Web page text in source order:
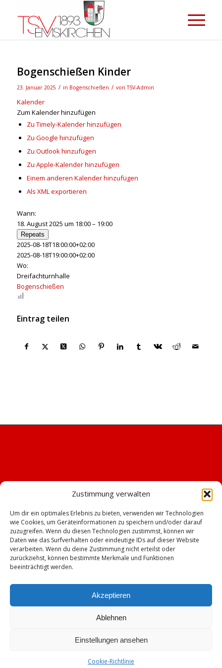
Zustimmung verwalten
Um dir ein optimales Erlebnis zu bieten, verwenden wir Technologien
wie Cookies, um Geräteinformationen zu speichern und/oder darauf
zuzugreifen. Wenn du diesen Technologien zustimmst, können wir
Daten wie das Surfverhalten oder eindeutige IDs auf dieser Website
verarbeiten. Wenn du deine Zustimmung nicht erteilst oder
zurückziehst, können bestimmte Merkmale und Funktionen
beeinträchtigt werden.
Akzeptieren
Ablehnen
Einstellungen ansehen
Cookie-Richtlinie
Bogenschießen Kinder
23. Januar 2025 / in Bogenschießen / vonTSV-Admin
Kalender
Zum Kalender hinzufügen
Zu Timely-Kalender hinzufügen
Zu Google hinzufügen
Zu Outlook hinzufügen
Zu Apple-Kalender hinzufügen
Einem anderen Kalender hinzufügen
Als XML exportieren
Wann:
18. August 2025 um 18:00 – 19:00
Repeats
2025-08-18T18:00:00+02:00
2025-08-18T19:00:00+02:00
Wo:
Dreifachturnhalle
Bogenschießen
Eintrag teilen
© Copyright - TSV Emskirchen -Enfold WordPress Theme by Kriesi
Datenschutz Cookie-Richtlinie (EU)
Mitgliederbereich mitDigiMember